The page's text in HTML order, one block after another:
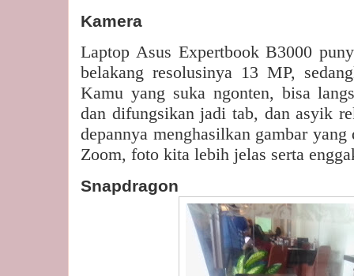
Kamera
Laptop Asus Expertbook B3000
belakang resolusinya 13 MP,
Kamu yang suka ngonten, bisa
dan difungsikan jadi tab, dan asyik
depannya menghasilkan gambar
Zoom, foto kita lebih jelas serta
Snapdragon